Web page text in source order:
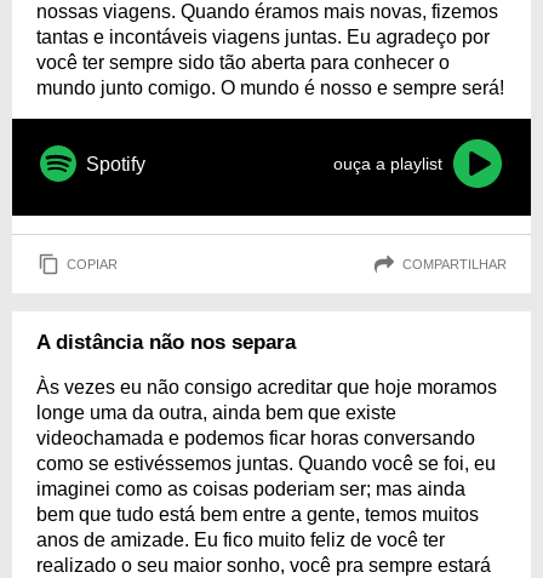
nossas viagens. Quando éramos mais novas, fizemos
tantas e incontáveis viagens juntas. Eu agradeço por
você ter sempre sido tão aberta para conhecer o
mundo junto comigo. O mundo é nosso e sempre será!
Spotify ouça a playlist
COPIAR COMPARTILHAR
A distância não nos separa
Às vezes eu não consigo acreditar que hoje moramos
longe uma da outra, ainda bem que existe
videochamada e podemos ficar horas conversando
como se estivéssemos juntas. Quando você se foi, eu
imaginei como as coisas poderiam ser; mas ainda
bem que tudo está bem entre a gente, temos muitos
anos de amizade. Eu fico muito feliz de você ter
realizado o seu maior sonho, você pra sempre estará